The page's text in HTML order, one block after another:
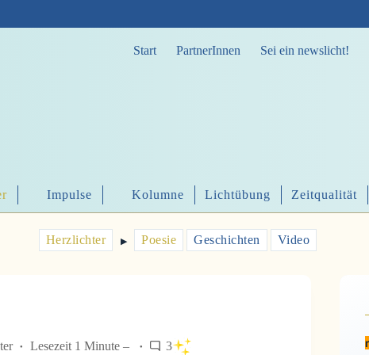
Start PartnerInnen Sei ein newslicht!
Impulse Kolumne Lichtübung Zeitqualität
Herzlichter ▶︎ Poesie Geschichten Video
Lesezeit 1 Minute – 3